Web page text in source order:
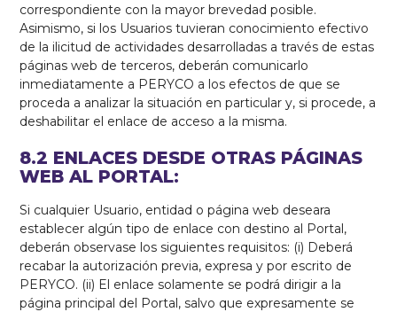
correspondiente con la mayor brevedad posible.
Asimismo, si los Usuarios tuvieran conocimiento efectivo
de la ilicitud de actividades desarrolladas a través de estas
páginas web de terceros, deberán comunicarlo
inmediatamente a PERYCO a los efectos de que se
proceda a analizar la situación en particular y, si procede, a
deshabilitar el enlace de acceso a la misma.
8.2 ENLACES DESDE OTRAS PÁGINAS
WEB AL PORTAL:
Si cualquier Usuario, entidad o página web deseara
establecer algún tipo de enlace con destino al Portal,
deberán observase los siguientes requisitos: (i) Deberá
recabar la autorización previa, expresa y por escrito de
PERYCO. (ii) El enlace solamente se podrá dirigir a la
página principal del Portal, salvo que expresamente se